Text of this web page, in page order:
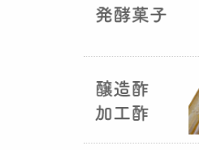
の旨みと、白麹
然のクエン酸（
を創出してくれ
作りや米麹や大
ての味噌作りな
ージに・・・